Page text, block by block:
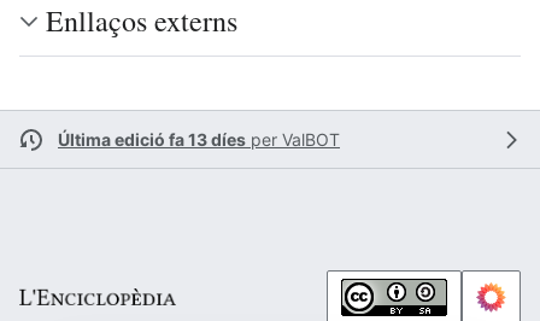
Enllaços externs
Última edició fa 13 díes per ValBOT